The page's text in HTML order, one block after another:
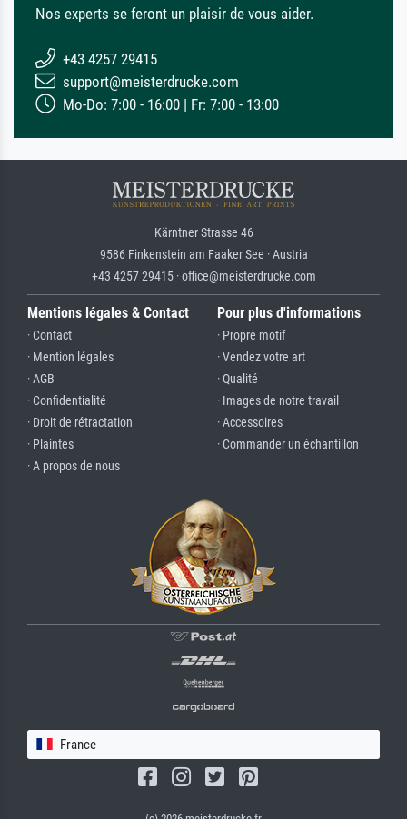
Nos experts se feront un plaisir de vous aider.
+43 4257 29415
support@meisterdrucke.com
Mo-Do: 7:00 - 16:00 | Fr: 7:00 - 13:00
Kärntner Strasse 46
9586 Finkenstein am Faaker See · Austria
+43 4257 29415 · office@meisterdrucke.com
Mentions légales & Contact
· Contact
· Mention légales
· AGB
· Confidentialité
· Droit de rétractation
· Plaintes
· A propos de nous
Pour plus d'informations
· Propre motif
· Vendez votre art
· Qualité
· Images de notre travail
· Accessoires
· Commander un échantillon
France